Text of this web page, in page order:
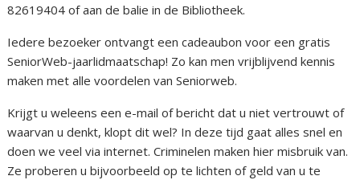
82619404 of aan de balie in de Bibliotheek.
Iedere bezoeker ontvangt een cadeaubon voor een gratis
SeniorWeb-jaarlidmaatschap! Zo kan men vrijblijvend kennis
maken met alle voordelen van Seniorweb.
Krijgt u weleens een e-mail of bericht dat u niet vertrouwt of
waarvan u denkt, klopt dit wel? In deze tijd gaat alles snel en
doen we veel via internet. Criminelen maken hier misbruik van.
Ze proberen u bijvoorbeeld op te lichten of geld van u te